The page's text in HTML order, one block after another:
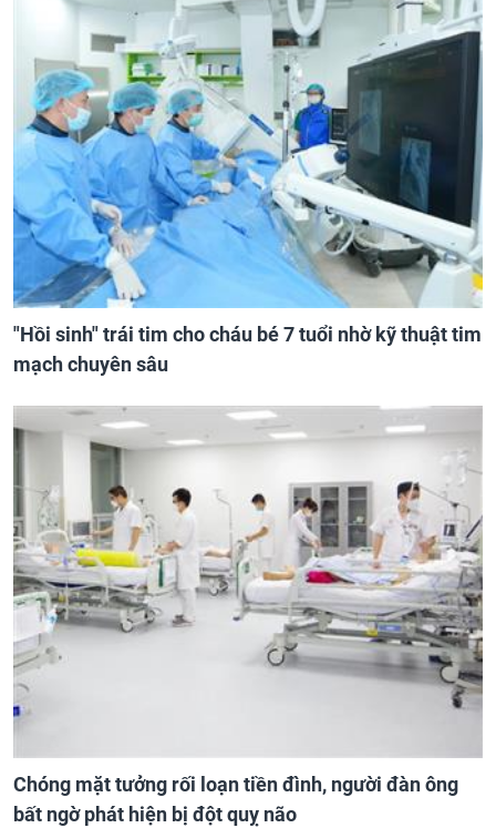
"Hồi sinh" trái tim cho cháu bé 7 tuổi nhờ kỹ thuật tim
mạch chuyên sâu
Chóng mặt tưởng rối loạn tiền đình, người đàn ông
bất ngờ phát hiện bị đột quỵ não